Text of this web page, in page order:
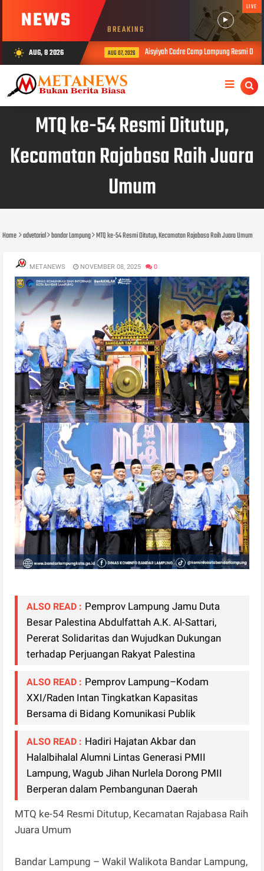
NEWS BREAKING
LIVE
wb_sunny AUG, 8 2026 AUG 07, 2026 Aisyiyah Cadre Camp Lampung Resmi
MTQ ke-54 Resmi Ditutup,
Kecamatan Rajabasa Raih Juara
Umum
Home advetorial bandar Lampung MTQ ke-54 Resmi Ditutup, Kecamatan Rajabasa Raih Juara Umum
METANEWS NOVEMBER 08, 2025 0
ALSO READ : Pemprov Lampung Jamu Duta
Besar Palestina Abdulfattah A.K. Al-Sattari,
Pererat Solidaritas dan Wujudkan Dukungan
terhadap Perjuangan Rakyat Palestina
ALSO READ : Pemprov Lampung–Kodam
XXI/Raden Intan Tingkatkan Kapasitas
Bersama di Bidang Komunikasi Publik
ALSO READ : Hadiri Hajatan Akbar dan
Halalbihalal Alumni Lintas Generasi PMII
Lampung, Wagub Jihan Nurlela Dorong PMII
Berperan dalam Pembangunan Daerah
MTQ ke-54 Resmi Ditutup, Kecamatan Rajabasa Raih
Juara Umum
Bandar Lampung – Wakil Walikota Bandar Lampung,